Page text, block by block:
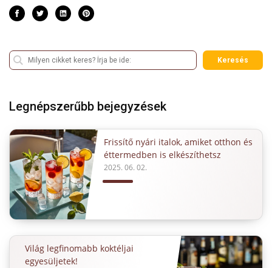
Keresés
Legnépszerűbb bejegyzések
Frissítő nyári italok, amiket otthon és
éttermedben is elkészíthetsz
2025. 06. 02.
Világ legfinomabb koktéljai
egyesüljetek!